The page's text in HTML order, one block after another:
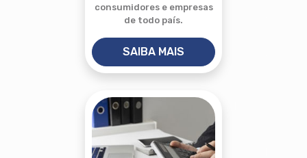
consumidores e empresas
de todo país.
SAIBA MAIS